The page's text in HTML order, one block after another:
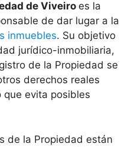
de Viveiro es la
de dar lugar a la
inmuebles. Su objetivo
jurídico-inmobiliaria,
de la Propiedad se
derechos reales
que evita posibles
de la Propiedad están